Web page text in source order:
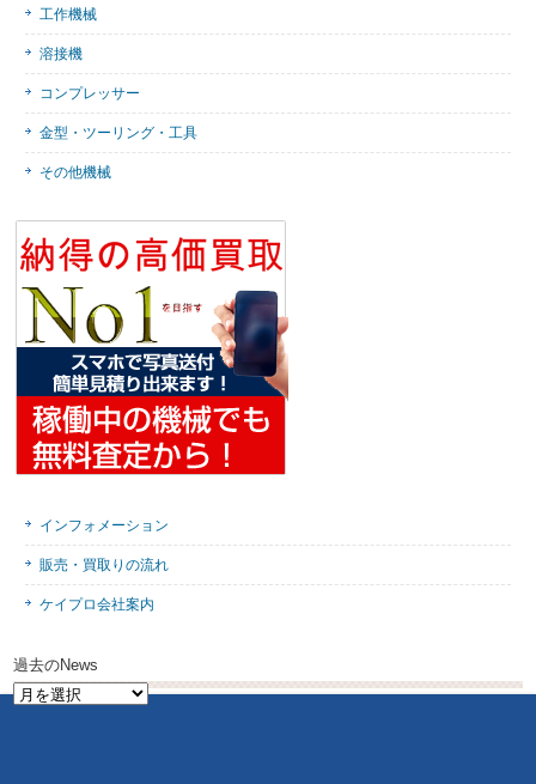
工作機械
溶接機
コンプレッサー
金型・ツーリング・工具
その他機械
インフォメーション
販売・買取りの流れ
ケイプロ会社案内
過去のNews
過